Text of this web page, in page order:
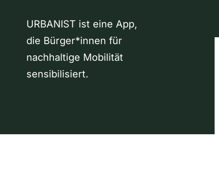
URBANIST ist eine App,
die Bürger*innen für
nachhaltige Mobilität
sensibilisiert.